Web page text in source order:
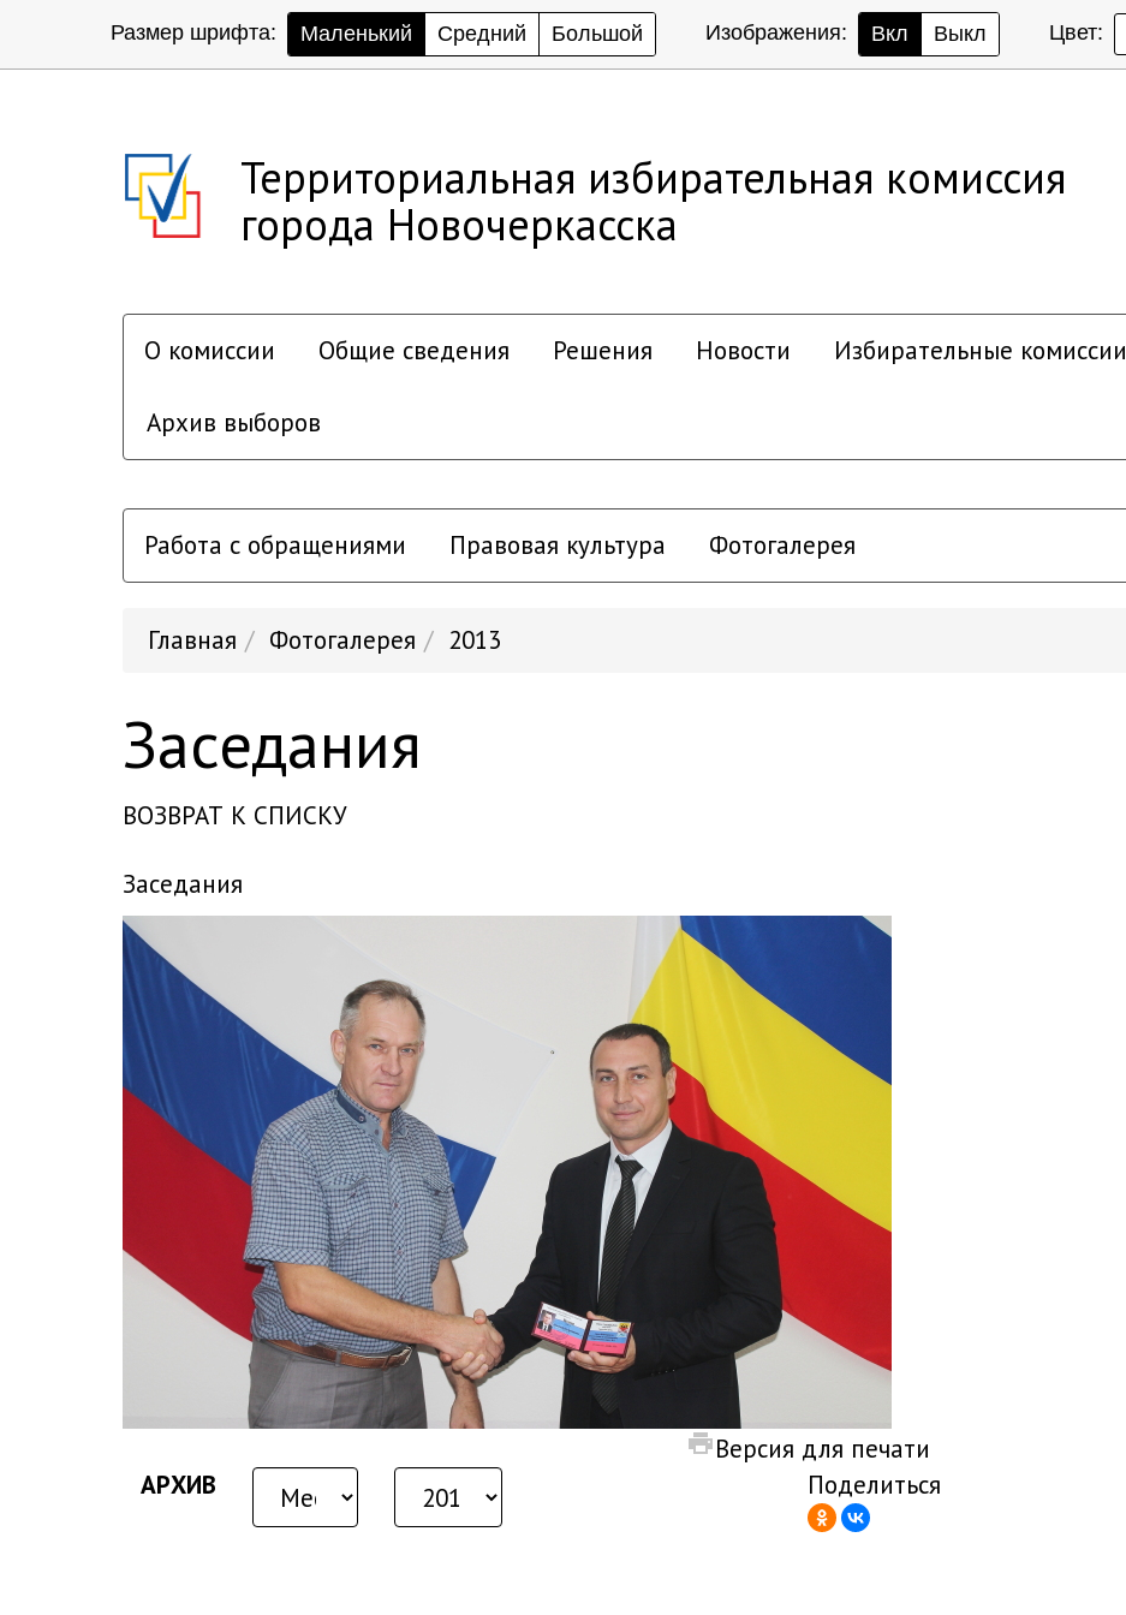
Размер шрифта: Маленький Средний Большой Изображения: Вкл Выкл Цвет:
Территориальная избирательная комиссия
города Новочеркасска
О комиссии Общие сведения Решения Новости Избирательные комиссии
Архив выборов
Работа с обращениями Правовая культура Фотогалерея
Главная Фотогалерея 2013
Заседания
ВОЗВРАТ К СПИСКУ
заседания
Версия для печати
АРХИВ
Поделиться